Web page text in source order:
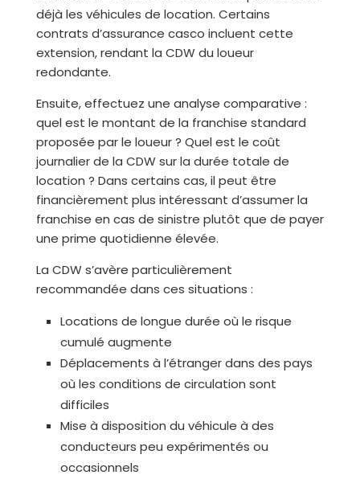
déjà les véhicules de location. Certains
contrats d’assurance casco incluent cette
extension, rendant la CDW du loueur
redondante.
Ensuite, effectuez une analyse comparative :
quel est le montant de la franchise standard
proposée par le loueur ? Quel est le coût
journalier de la CDW sur la durée totale de
location ? Dans certains cas, il peut être
financièrement plus intéressant d’assumer la
franchise en cas de sinistre plutôt que de payer
une prime quotidienne élevée.
La CDW s’avère particulièrement
recommandée dans ces situations :
Locations de longue durée où le risque
cumulé augmente
Déplacements à l’étranger dans des pays
où les conditions de circulation sont
difficiles
Mise à disposition du véhicule à des
conducteurs peu expérimentés ou
occasionnels